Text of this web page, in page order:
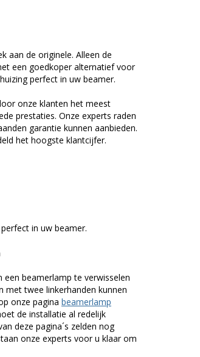
aan de originele. Alleen de
een goedkoper alternatief voor
perfect in uw beamer.
onze klanten het meest
prestaties. Onze experts raden
garantie kunnen aanbieden.
het hoogste klantcijfer.
in uw beamer.
beamerlamp te verwisselen
met twee linkerhanden kunnen
onze pagina beamerlamp
de installatie al redelijk
deze pagina´s zelden nog
onze experts voor u klaar om